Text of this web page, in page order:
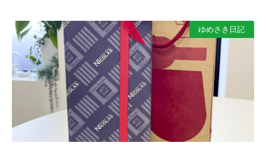
ゆめさき日記